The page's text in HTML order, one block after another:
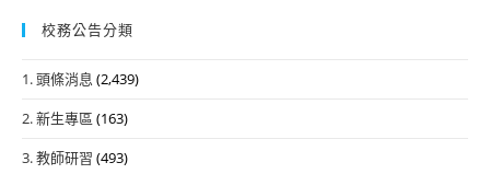
校務公告分類
1. 頭條消息 (2,439)
2. 新生專區 (163)
3. 教師研習 (493)